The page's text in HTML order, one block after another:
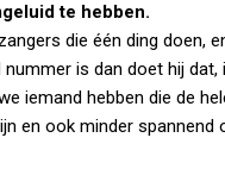
te hebben.
die één ding doen,
is dan doet hij
iemand hebben die de
en ook minder spannend